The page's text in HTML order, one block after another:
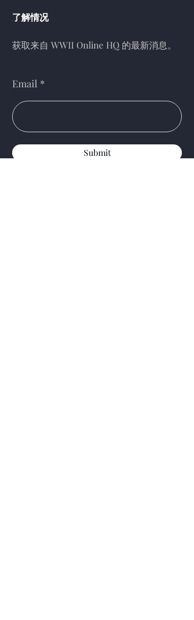
了解情况
获取来自 WWII Online HQ 的最新消息。
Email
Submit